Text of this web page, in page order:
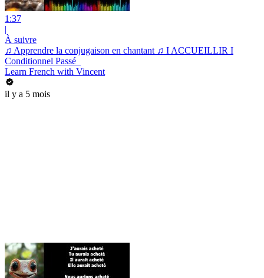
1:37
|
À suivre
♫ Apprendre la conjugaison en chantant ♫ I ACCUEILLIR I
Conditionnel Passé_
Learn French with Vincent
il y a 5 mois